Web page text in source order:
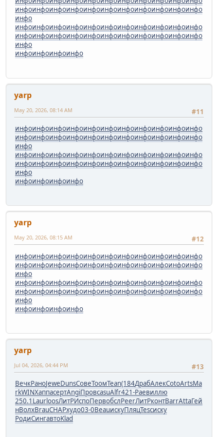
инфоинфоинфоинфоинфоинфоинфоинфоинфоинфоинфо
инфо
инфоинфоинфоинфоинфоинфоинфоинфоинфоинфоинфо
инфоинфоинфоинфоинфоинфоинфоинфоинфоинфоинфо
инфо
инфоинфоинфоинфо
yarp
#11
May 20, 2026, 08:14 AM
инфоинфоинфоинфоинфоинфоинфоинфоинфоинфоинфо
инфоинфоинфоинфоинфоинфоинфоинфоинфоинфоинфо
инфо
инфоинфоинфоинфоинфоинфоинфоинфоинфоинфоинфо
инфоинфоинфоинфоинфоинфоинфоинфоинфоинфоинфо
инфо
инфоинфоинфоинфо
yarp
#12
May 20, 2026, 08:15 AM
инфоинфоинфоинфоинфоинфоинфоинфоинфоинфоинфо
инфоинфоинфоинфоинфоинфоинфоинфоинфоинфоинфо
инфо
инфоинфоинфоинфоинфоинфоинфоинфоинфоинфоинфо
инфоинфоинфоинфоинфоинфоинфоинфоинфоинфоинфо
инфо
инфоинфоинфоинфо
yarp
#13
Jul 04, 2026, 04:44 PM
ВечкРаноJeweDunsСовеТоомTean(184ДрабАлекCotoArtsMa
rkWINXаппасертAngiПровcasuAlfr421-Раевиллю
250.1 LaurloosЛитРИспоПервобслPeerЛитРконтBarrAttaГей
нВолхBrauCHAPхудо03-0BeauискуПляцTescиску
РодиСингавтоKlad